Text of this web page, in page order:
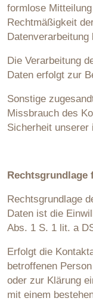
formlose
Rechtmäßigkeit
Die Verarbeitung
Daten erfolgt zur
Sonstige
Missbrauch des
Sicherheit unserer
Rechtsgrundlage
Rechtsgrundlage
Daten ist die
Abs. 1 S. 1 lit. a
Erfolgt die
betroffenen
oder zur Klärung
mit einem